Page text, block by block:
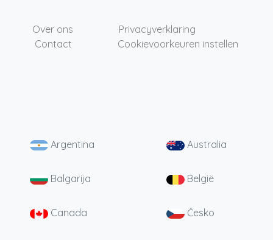
Over ons
Privacyverklaring
Contact
Cookievoorkeuren instellen
Argentina Australia
Balgarija België
Canada Česko